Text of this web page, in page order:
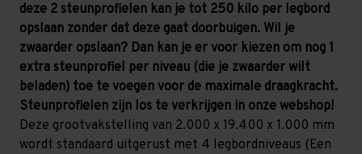
deze 2 steunprofielen kan je tot 250 kilo per legbord
opslaan zonder dat deze gaat doorbuigen. Wil je
zwaarder opslaan? Dan kan je er voor kiezen om nog 1
extra steunprofiel per niveau (die je zwaarder wilt
beladen) toe te voegen voor de maximale draagkracht.
Steunprofielen zijn los te verkrijgen in onze webshop!
Deze grootvakstelling van 2.000 x 19.400 x 1.000 mm
wordt standaard uitgerust met 4 legbordniveaus (Een